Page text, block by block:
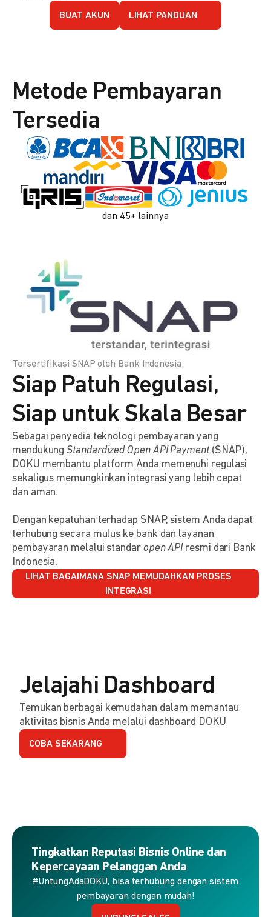
BUAT AKUN LIHAT PANDUAN
Metode Pembayaran
Tersedia
dan 45+ lainnya
Tersertifikasi SNAP oleh Bank Indonesia
Siap Patuh Regulasi,
Siap untuk Skala Besar
Sebagai penyedia teknologi pembayaran yang
mendukungStandardized Open API Payment(SNAP),
DOKU membantu platform Anda memenuhi regulasi
sekaligus memungkinkan integrasi yang lebih cepat
dan aman.
Dengan kepatuhan terhadap SNAP, sistem Anda dapat
terhubung secara mulus ke bank dan layanan
pembayaran melalui standar open APIresmi dari Bank
Indonesia.
LIHAT BAGAIMANA SNAP MEMUDAHKAN PROSES
INTEGRASI
Jelajahi Dashboard
Temukan berbagai kemudahan dalam memantau
aktivitas bisnis Anda melalui dashboard DOKU
COBA SEKARANG
Tingkatkan Reputasi Bisnis Online dan
Kepercayaan Pelanggan Anda
#UntungAdaDOKU, bisa terhubung dengan sistem
pembayaran dengan mudah!